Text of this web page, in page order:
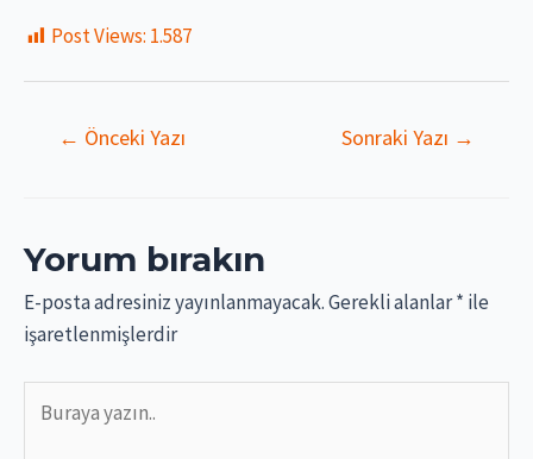
Post Views: 1.587
← Önceki Yazı Sonraki Yazı →
Yorum bırakın
E-posta adresiniz yayınlanmayacak.Gerekli alanlar* ile
işaretlenmişlerdir
yazın..